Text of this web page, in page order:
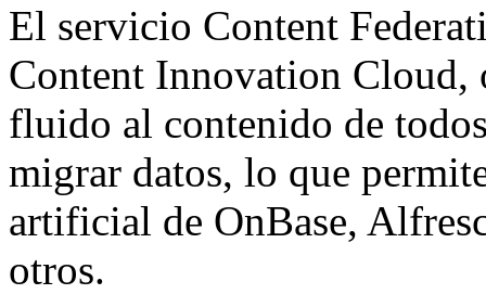
El servicio Content
Content Innovation Cloud,
fluido al contenido de
migrar datos, lo que
artificial de OnBase,
otros.